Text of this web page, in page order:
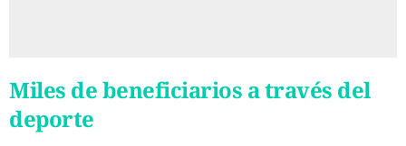
Miles de beneficiarios a través del
deporte